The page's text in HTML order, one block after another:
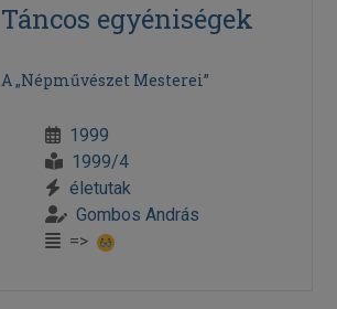
Táncos egyéniségek
A „Népművészet Mesterei”
1999
1999/4
életutak
Gombos András
=>